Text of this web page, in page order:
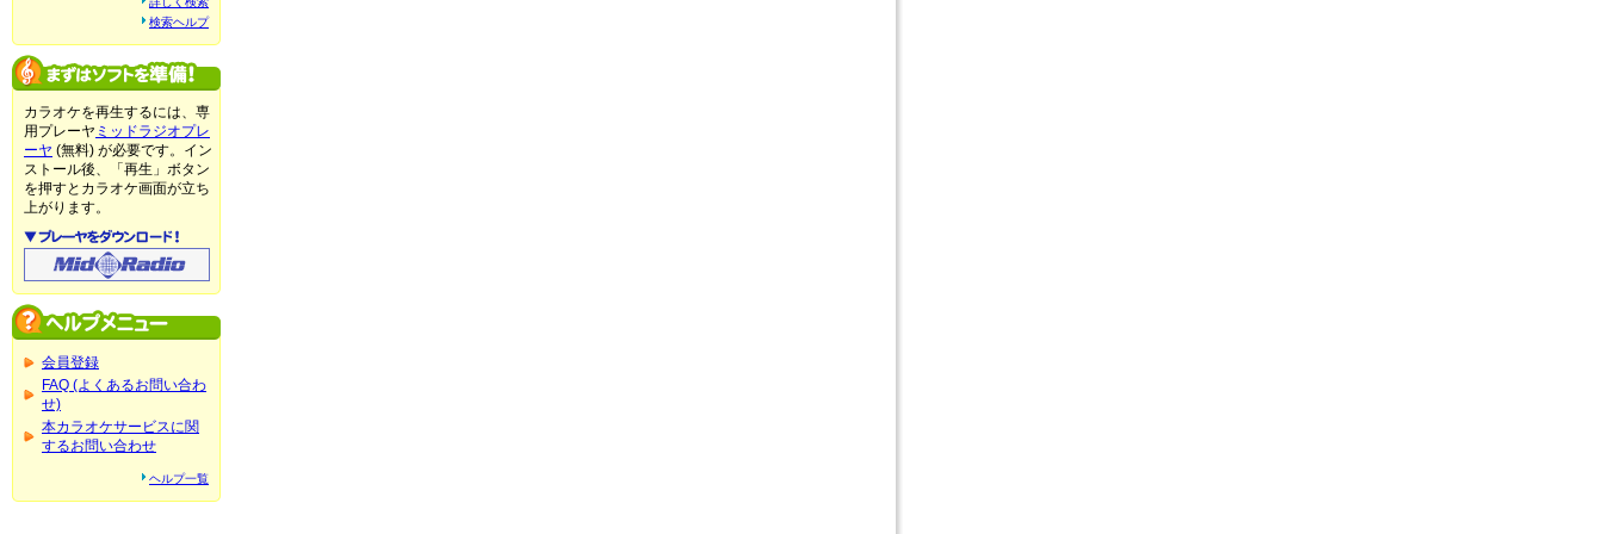
検索ヘルプ
カラオケを再生するには、専
用プレーヤ ミッドラジオプレ
ーヤ (無料) が必要です。イン
ストール後、「再生」ボタン
を押すとカラオケ画面が立ち
上がります。
会員登録
FAQ (よくあるお問い合わ
せ)
本カラオケサービスに関
するお問い合わせ
ヘルプ一覧